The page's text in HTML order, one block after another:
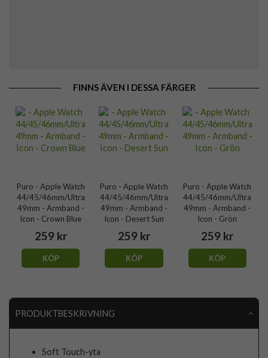
FINNS ÄVEN I DESSA FÄRGER
Puro - Apple Watch
44/45/46mm/Ultra
49mm - Armband -
Icon - Crown Blue
259 kr
KÖP
Puro - Apple Watch
44/45/46mm/Ultra
49mm - Armband -
Icon - Desert Sun
259 kr
KÖP
Puro - Apple Watch
44/45/46mm/Ultra
49mm - Armband -
Icon - Grön
259 kr
KÖP
PRODUKTBESKRIVNING
Soft Touch-yta